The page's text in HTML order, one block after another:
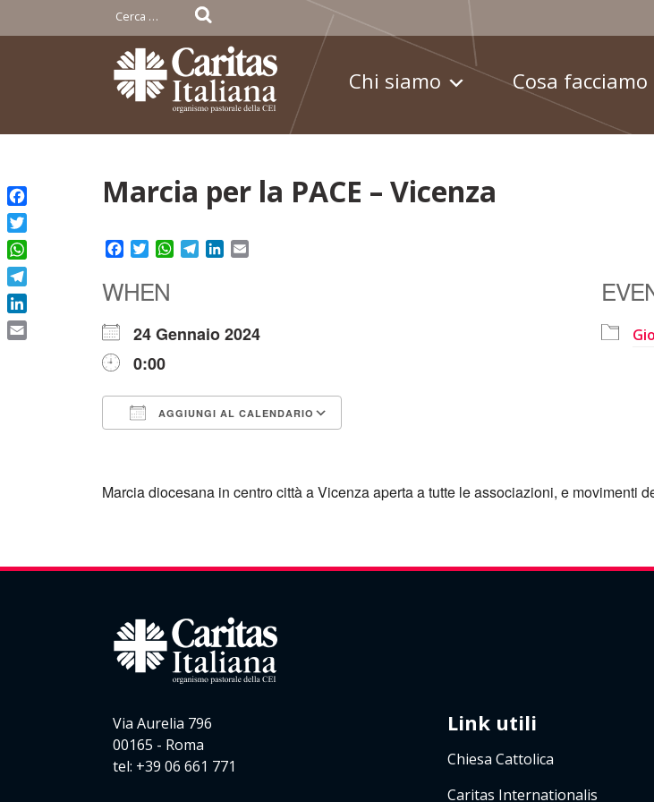
Skip
to
content
Ricerca
per:
Chi siamo Cosa facciamo
Marcia per la PACE – Vicenza
Facebook
TwitterWhatsApp
TelegramLinkedIn
WHEN
24 Gennaio 2024
0:00
AGGIUNGI AL CALENDARIO
Marcia diocesana in centro città a Vicenza aperta a tutte le associazioni, e movimenti
Via Aurelia 796
00165 - Roma
tel: +39 06 661 771
Link utili
Chiesa Cattolica
Caritas Internationalis
Facebook
Twitter
WhatsApp
Telegram
LinkedIn